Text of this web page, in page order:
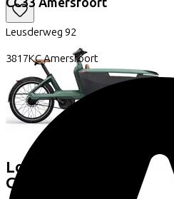
CC33 Amersfoort
Leusderweg 92
3817KCAmersfoort
Lovens
Lovens
Green